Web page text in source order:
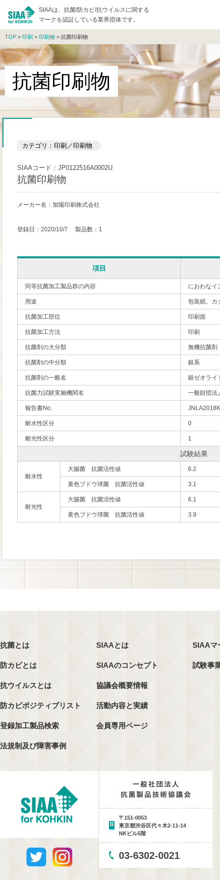
SIAAは、抗菌/防カビ/抗ウイルスに関する
マークを認証している業界団体です。
TOP > 印刷 > 印刷物 > 抗菌印刷物
抗菌印刷物
カテゴリ：印刷／印刷物
SIAAコード：JP0122516A0002U
抗菌印刷物
メーカー名：加陽印刷株式会社
登録日：2020/10/7 製品数：1
項目
同等抗菌加工製品群の内容 におわなイ
用途 包装紙、カ
抗菌加工部位 印刷面
抗菌加工方法 印刷
抗菌剤の大分類 無機抗菌剤
抗菌剤の中分類 銀系
抗菌剤の一般名 銀ゼオライ
抗菌力試験実施機関名 一般財団法
報告書No.
耐水性区分 0
耐光性区分 1
試験結果
耐水性
大腸菌 抗菌活性値 6.2
黄色ブドウ球菌 抗菌活性値 3.1
耐光性
大腸菌 抗菌活性値 6.1
黄色ブドウ球菌 抗菌活性値 3.9
抗菌とは
防カビとは
抗ウイルスとは
防カビポジティブリスト
登録加工製品検索
法規制及び障害事例
SIAAとは
SIAAのコンセプト
協議会概要情報
活動内容と実績
会員専用ページ
SIAAマ
試験事
〒151-0053
東京都渋谷区代々木2-11-14
NKビル5階
03-6302-0021